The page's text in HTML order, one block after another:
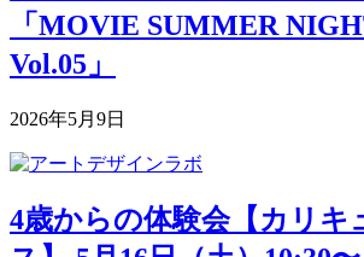
「MOVIE SUMMER
Vol.05」
2026年5月9日
4歳からの体験会【カリキ